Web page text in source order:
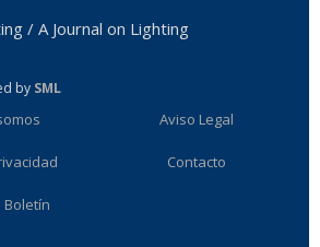
/ A Journal on Lighting
by SML
Aviso Legal
Contacto
Boletín